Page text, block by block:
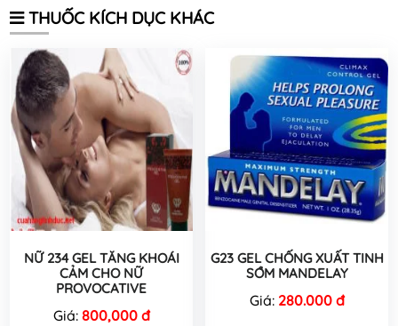
THUỐC KÍCH DỤC KHÁC
NỮ 234 GEL TĂNG KHOÁI
CẢM CHO NỮ
PROVOCATIVE
Giá: 800,000 đ
G23 GEL CHỐNG XUẤT TINH
SỚM MANDELAY
Giá: 280.000 đ